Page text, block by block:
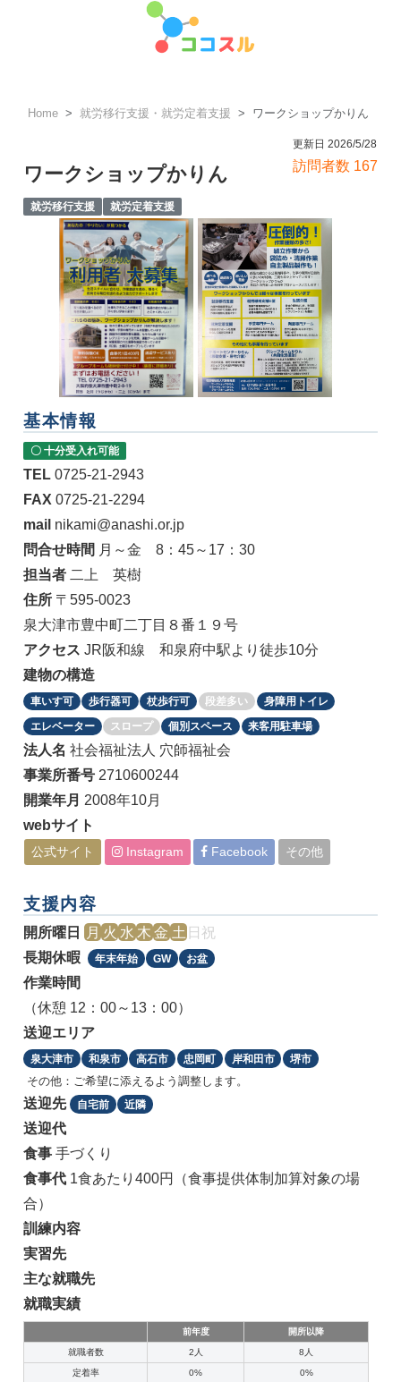
Home 就労移行支援・就労定着支援 ワークショップかりん
ワークショップかりん
更新日 2026/5/28
訪問者数 167
就労移行支援 就労定着支援
基本情報
〇 十分受入れ可能
TEL 0725-21-2943
FAX 0725-21-2294
mail nikami@anashi.or.jp
問合せ時間 月～金 8：45～17：30
担当者 二上 英樹
住所 〒595-0023
泉大津市豊中町二丁目８番１９号
アクセス JR阪和線 和泉府中駅より徒歩10分
建物の構造
車いす可 歩行器可 杖歩行可 段差多い
身障用トイレ
エレベーター
スロープ 個別スペース 来客用駐車場
法人名 社会福祉法人 穴師福祉会
事業所番号 2710600244
開業年月 2008年10月
webサイト
公式サイト Instagram Facebook その他
支援内容
開所曜日 月 火 水 木 金 土 日祝
長期休暇
年末年始 GW お盆
作業時間
（休憩 12：00～13：00）
送迎エリア
泉大津市 和泉市 高石市 忠岡町 岸和田市 堺市
その他：ご希望に添えるよう調整します。
送迎先 自宅前 近隣
送迎代
食事 手づくり
食事代 1食あたり400円（食事提供体制加算対象の場
合）
訓練内容
実習先
主な就職先
就職実績
前年度 開所以降
就職者数 2人 8人
定着率 0% 0%